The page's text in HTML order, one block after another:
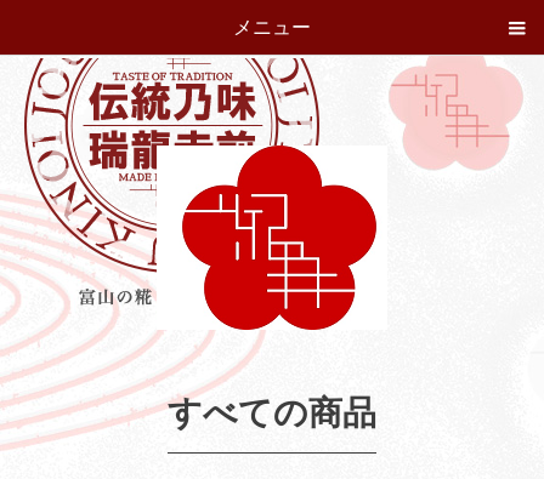
メニュー
すべての商品